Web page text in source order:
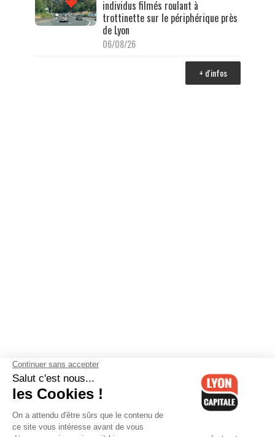
individus filmés roulant à
trottinette sur le périphérique près
de Lyon
06/08/26
+ d'infos